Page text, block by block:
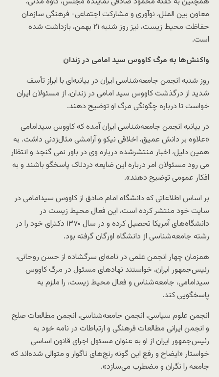
معاون بین الملل، نوآوری و مشارکت اجتماعی- فرهنگی سازمان
حفاظت محیط زیست، نیز روز شنبه ۲۱ بهمن، بازداشت شده
است.
واکنش‌ها به مرگ کاووس سید امامی در زندان
روز شنبه انجمن جامعه‌شناسی ایران در بیانیه‌ای با ابراز تأسف
شدید از درگذشت کاووس سید امامی در زندان، از مسئولان ایران
خواست تا درباره چگونگی مرگ او توضیح دهند.
در بیانیه انجمن جامعه‌شناسی ایران آمده که کاووس سیدامامی
«علاوه بر دانش عمیق، اخلاقی نیکو و آرامشی مثال‌زدنی داشت. به
همین دلیل، اخبار منتشرشده درباره وی در باور نمی گنجد و انتظار
می رود مسئولان امر درباره این ضایعه دردناک پاسخگو باشند و به
افکار عمومی توضیح دهند».
بر اساس اطلاعاتی که دانشگاه امام صادق از کاووس سیدامامی در
سایت خود منتشر کرده است، این فعال محیط زیست در
دانشگاه‌های آمریکا تحصیل کرده و در سال ۱۳۷۰ دکترای خود را در
رشته جامعه‌شناسی از دانشگاه اورگان گرفته بود.
همزمان چهار انجمن علمی در نامه‌ای سرگشاده از حسن روحانی،
رئیس‌جمهور ایران، خواستند نهادهای مسئول در مرگ کاووس
سیدامامی، جامعه‌شناس و فعال محیط زیست، را ملزم به
پاسخگویی کند.
انجمن علوم سیاسی، انجمن جامعه‌شناسی، انجمن مطالعات صلح
و انجمن ایرانی مطالعات فرهنگی و ارتباطات در نامه خود به
رئیس‌جمهور ایران از او به عنوان مسئول اجرای قانون اساسی
خواستار «ایضاح و رفع این گونه رنج‌های ناگوار و متوالی شده‌اند که
جامعه را نگران و مضطرب می‌سازد».